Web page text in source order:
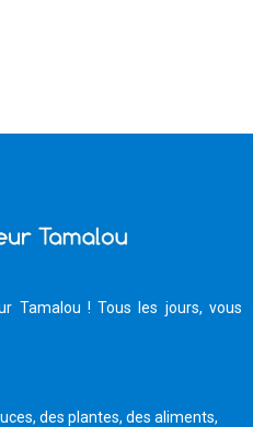
Tamalou ! Tous les jours, vous
des plantes, des aliments,